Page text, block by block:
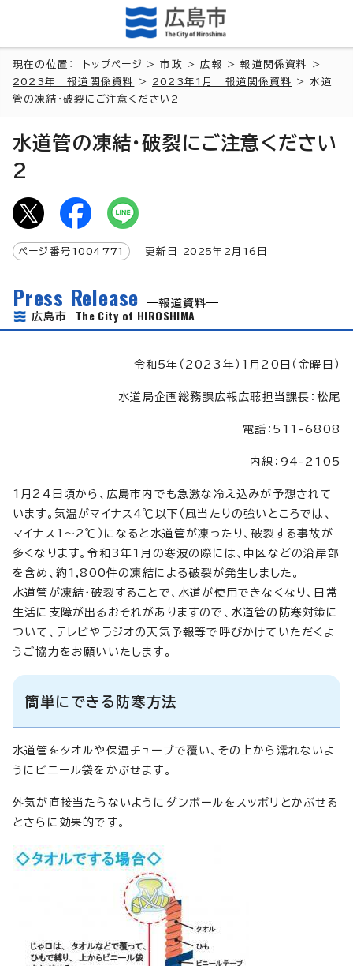
現在の位置： トップページ >市政 >広報 >報道関係資料
>
2023年 報道関係資料
> 2023年1月 報道関係資料
> 水道
管の凍結・破裂にご注意ください2
水道管の凍結・破裂にご注意ください
2
ページ番号 1004771 更新日 2025年2月 16 日
Press Release
報道資料
広島市 The City of HIROSHIMA
令和5年（2023年）1月20日（金曜日）
水道局企画総務課広報広聴担当課長：松尾
電話：511-6808
内線：94-2105
1月24日頃から、広島市内でも急激な冷え込みが予想されて
います。気温がマイナス4℃以下（風当たりの強いところでは、
マイナス1～2℃）になると水道管が凍ったり、破裂する事故が
多くなります。令和3年1月の寒波の際には、中区などの沿岸部
を含め、約1,800件の凍結による破裂が発生しました。
水道管が凍結・破裂することで、水道が使用できなくなり、日常
生活に支障が出るおそれがありますので、水道管の防寒対策に
ついて、テレビやラジオの天気予報等で呼びかけていただくよ
うご協力をお願いいたします。
簡単にできる防寒方法
水道管をタオルや保温チューブで覆い、その上から濡れないよ
うにビニール袋をかぶせます。
外気が直接当たらないようにダンボールをスッポリとかぶせる
とさらに効果的です。